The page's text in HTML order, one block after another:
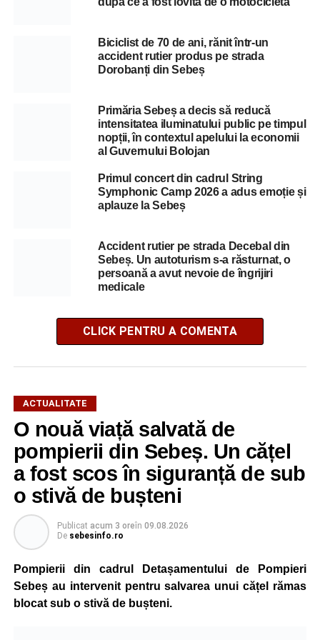
Biciclist de 70 de ani, rănit într-un
accident rutier produs pe strada
Dorobanți din Sebeș
Primăria Sebeș a decis să reducă
intensitatea iluminatului public pe timpul
nopții, în contextul apelului la economii
al Guvernului Bolojan
Primul concert din cadrul String
Symphonic Camp 2026 a adus emoție și
aplauze la Sebeș
Accident rutier pe strada Decebal din
Sebeș. Un autoturism s-a răsturnat, o
persoană a avut nevoie de îngrijiri
medicale
CLICK PENTRU A COMENTA
ACTUALITATE
O nouă viață salvată de
pompierii din Sebeș. Un cățel
a fost scos în siguranță de sub
o stivă de bușteni
Publicat acum 3 oreîn 09.08.2026
De sebesinfo.ro
Pompierii din cadrul Detașamentului de Pompieri
Sebeș au intervenit pentru salvarea unui cățel rămas
blocat sub o stivă de bușteni.